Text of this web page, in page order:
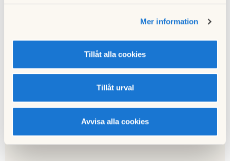
Mer information
Tillåt alla cookies
Tillåt urval
Avvisa alla cookies
Nya styrelsen har konstituerat sig
Årsredovisning 2023